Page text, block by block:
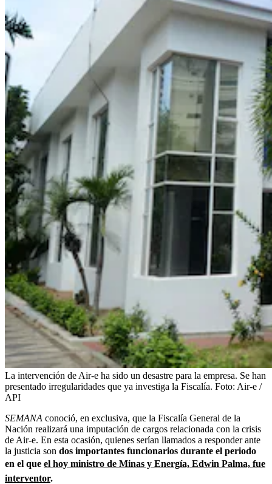
La intervención de Air-e ha sido un desastre para la empresa. Se han
presentado irregularidades que ya investiga la Fiscalía. Foto: Air-e /
API
SEMANA conoció, en exclusiva, que la Fiscalía General de la
Nación realizará una imputación de cargos relacionada con la crisis
de Air-e. En esta ocasión, quienes serían llamados a responder ante
la justicia son dos importantes funcionarios durante el periodo
en el que el hoy ministro de Minas y Energía, Edwin Palma, fue
interventor.